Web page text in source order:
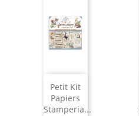
Petit Kit
Papiers
Stamperia...